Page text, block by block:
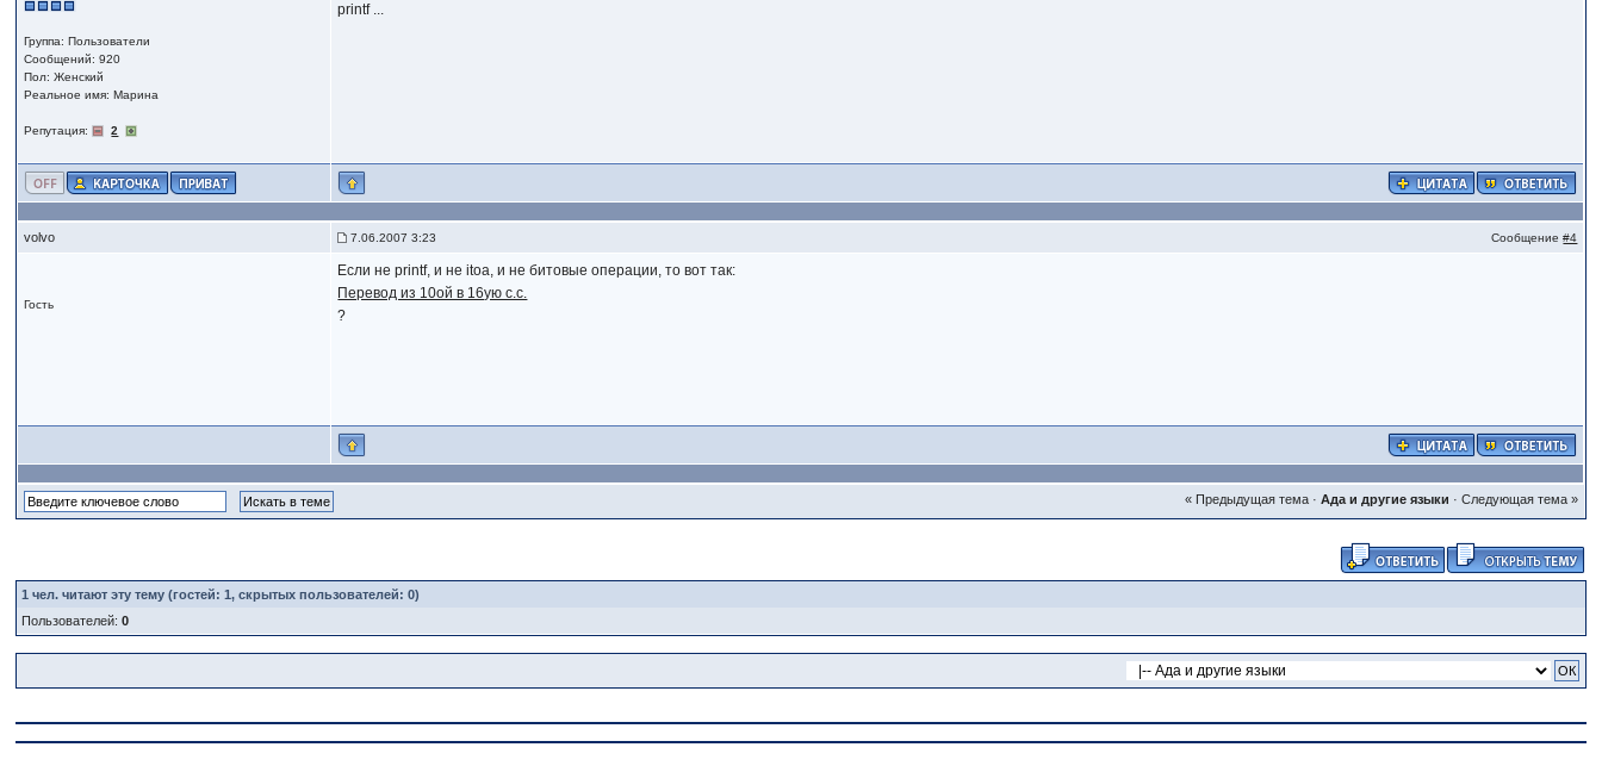
Группа: Пользователи
Сообщений: 920
Пол: Женский
Реальное имя: Марина
Репутация: 2
printf ...
volvo 7.06.2007 3:23 Сообщение#4
Гость
Если не printf, и не itoa, и не битовые операции, то вот так:
Перевод из 10ой в 16ую с.с.
?
« Предыдущая тема· Ада и другие языки · Следующая тема »
1 чел. читают эту тему (гостей: 1, скрытых пользователей: 0)
Пользователей:0